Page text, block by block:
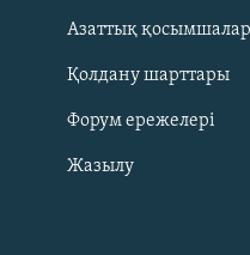
ЖАЗЫЛЫҢЫЗ
Азаттық
Қолдану шарттары
Форум ережелері
Жазылу